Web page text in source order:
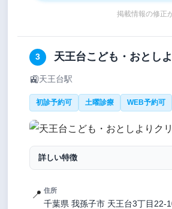
掲載情報の修正
3 天王台こども・おとし
🚉天王台駅
初診予約可 土曜診療 WEB予約可
詳しい特徴
📍 住所
千葉県 我孫子市 天王台3丁目22-